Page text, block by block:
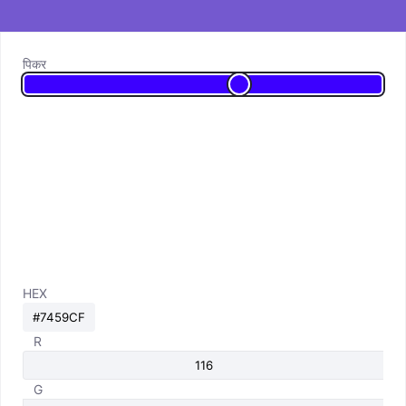
पिकर
HEX
R
G